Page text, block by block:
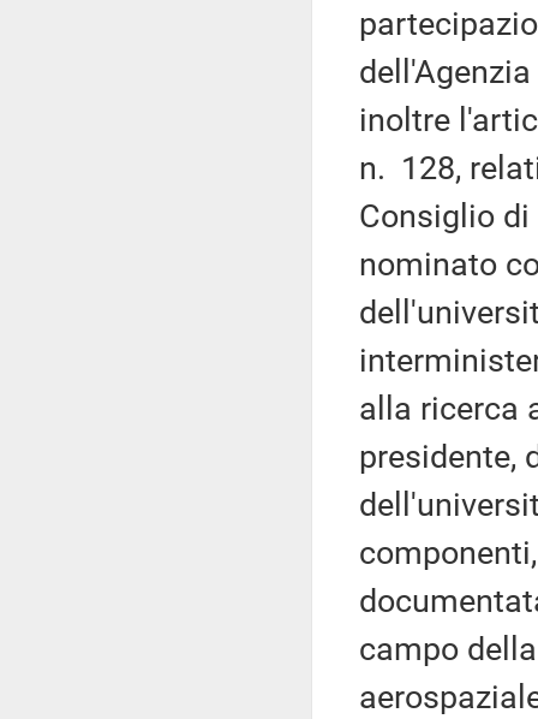
inoltre
n. 128,
Consiglio di
nominato
alla ricerca
presidente,
campo